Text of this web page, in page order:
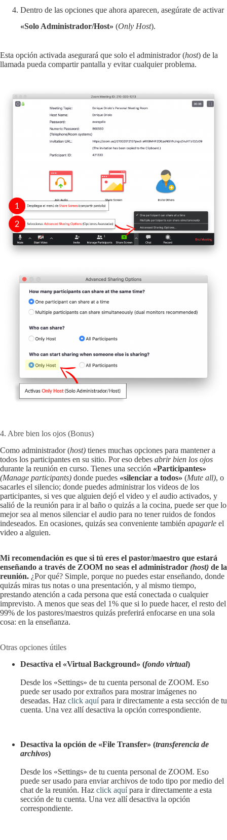
Dentro de las opciones que ahora aparecen, asegúrate de activar
«Solo Administrador/Host» (Only Host).
Esta opción activada asegurará que solo el administrador (host) de la
llamada pueda compartir pantalla y evitar cualquier problema.
4. Abre bien los ojos (Bonus)
Como administrador (host) tienes muchas opciones para mantener a
todos los participantes en su sitio. Por eso debes abrir bien los ojos
durante la reunión en curso. Tienes una sección «Participantes»
(Manage participants) donde puedes «silenciar a todos» (Mute all), o
sacarles el silencio; donde puedes administrar los videos de los
participantes, si ves que alguien dejó el video y el audio activados, y
salió de la reunión para ir al baño o quizás a la cocina, puede ser que lo
mejor sea al menos silenciar el audio para no tener ruidos de fondos
indeseados. En ocasiones, quizás sea conveniente también apagarle el
video a alguien.
Mi recomendación es que si tú eres el pastor/maestro que estará
enseñando a través de ZOOM no seas el administrador (host) de la
reunión. ¿Por qué? Simple, porque no puedes estar enseñando, donde
quizás miras tus notas o una presentación, y al mismo tiempo,
prestando atención a cada persona que está conectada o cualquier
imprevisto. A menos que seas del 1% que si lo puede hacer, el resto del
99% de los pastores/maestros quizás preferirá enfocarse en una sola
cosa: en la enseñanza.
Otras opciones útiles
Desactiva el «Virtual Background» (fondo virtual)
Desde los «Settings» de tu cuenta personal de ZOOM. Eso
puede ser usado por extraños para mostrar imágenes no
deseadas. Haz click aquípara ir directamente a esta sección de tu
cuenta. Una vez allí desactiva la opción correspondiente.
Desactiva la opción de «File Transfer» (transferencia de
archivos)
Desde los «Settings» de tu cuenta personal de ZOOM. Eso
puede ser usado para enviar archivos de todo tipo por medio del
chat de la reunión. Haz click aquípara ir directamente a esta
sección de tu cuenta. Una vez allí desactiva la opción
correspondiente.